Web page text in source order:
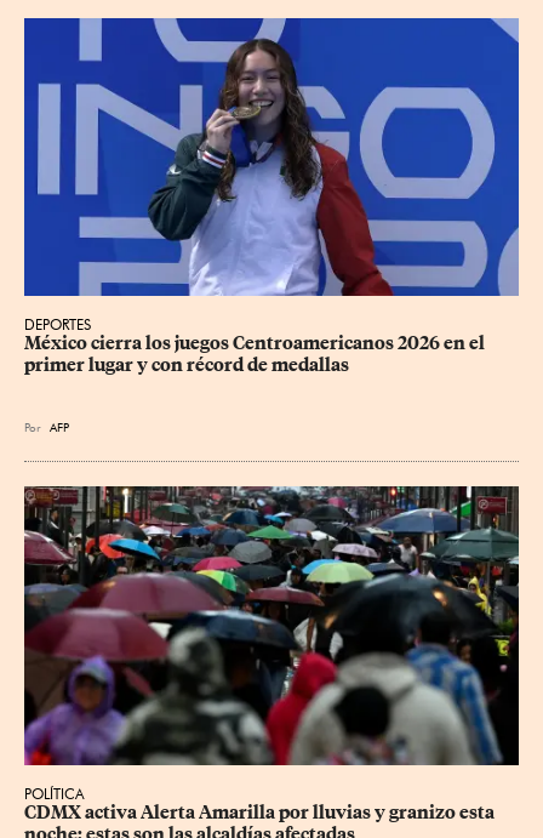
DEPORTES
México cierra los juegos Centroamericanos 2026 en el
primer lugar y con récord de medallas
Por AFP
POLÍTICA
CDMX activa Alerta Amarilla por lluvias y granizo esta